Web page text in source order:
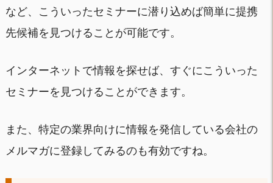
など、こういったセミナーに潜り込めば簡単に提携
先候補を見つけることが可能です。
インターネットで情報を探せば、すぐにこういった
セミナーを見つけることができます。
また、特定の業界向けに情報を発信している会社の
メルマガに登録してみるのも有効ですね。